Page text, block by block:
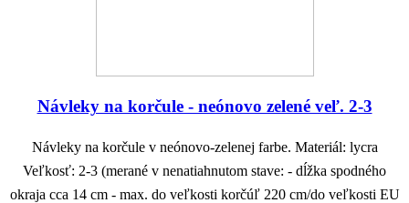
Návleky na korčule - neónovo zelené veľ. 2-3
Návleky na korčule v neónovo-zelenej farbe. Materiál: lycra
Veľkosť: 2-3 (merané v nenatiahnutom stave: - dĺžka spodného
okraja cca 14 cm - max. do veľkosti korčúľ 220 cm/do veľkosti EU